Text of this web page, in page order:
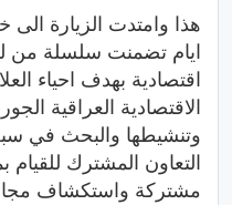
هذا وامتدت الزيارة الى
ايام تضمنت سلسلة من
اقتصادية بهدف احياء
الاقتصادية العراقية
وتنشيطها والبحث في
التعاون المشترك للقيام
مشتركة واستكشاف